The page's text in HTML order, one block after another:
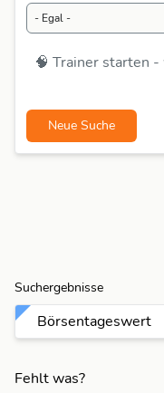
🧠 Trainer starten
Neue Suche
Suchergebnisse
Börsentageswert
Fehlt was?